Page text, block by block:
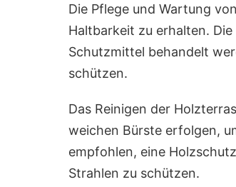
Die Pflege und Wartung
Haltbarkeit zu erhalten.
Schutzmittel behandelt
schützen.
Das Reinigen der
weichen Bürste erfolgen,
empfohlen, eine
Strahlen zu schützen.